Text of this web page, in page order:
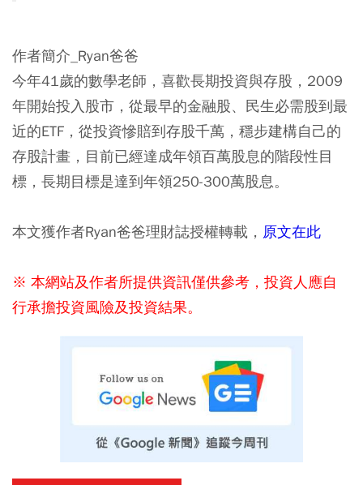
作者簡介_Ryan爸爸
今年41歲的數學老師，喜歡長期投資與存股，2009
年開始投入股市，從最早的金融股、民生必需股到最
近的ETF，從投資慘賠到存股千萬，穩步建構自己的
存股計畫，目前已經達成年領百萬股息的階段性目
標，長期目標是達到年領250-300萬股息。
本文獲作者Ryan爸爸理財誌授權轉載， 原文在此
※ 本網站及作者所提供資訊僅供參考，投資人應自
行承擔投資風險及投資結果。